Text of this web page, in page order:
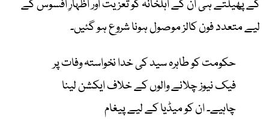
کے پھیلتے ہی ان کے اہلخانہ کو تعزیت اور اظہارِ افسوس کے
لیے متعدد فون کالز موصول ہونا شروع ہو گئیں۔
حکومت کو طاہرہ سید کی خدا نخواستہ وفات پر
فیک نیوز چلانے والوں کے خلاف ایکشن لینا
چاہیے۔ ان کو میڈیا کے لیے پیغام